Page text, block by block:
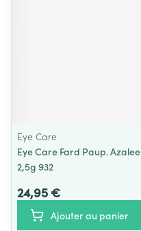
Eye Care
Eye Care Fard Paup. Azalee
2,5g 932
24,95 €
Ajouter au panier